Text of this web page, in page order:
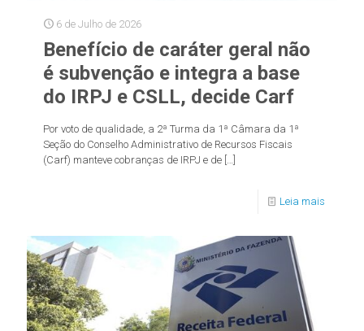
6 de Julho de 2026
Benefício de caráter geral não
é subvenção e integra a base
do IRPJ e CSLL, decide Carf
Por voto de qualidade, a 2ª Turma da 1ª Câmara da 1ª
Seção do Conselho Administrativo de Recursos Fiscais
(Carf) manteve cobranças de IRPJ e de […]
Leia mais